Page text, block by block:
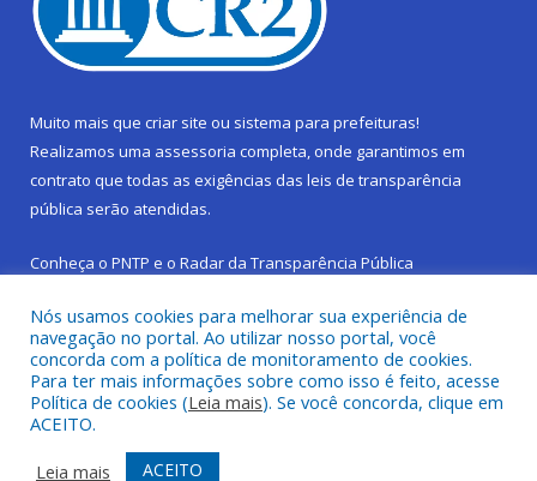
Muito mais que criar site ou sistema para prefeituras!
Realizamos uma assessoria completa, onde garantimos em
contrato que todas as exigências das leis de transparência
pública serão atendidas.
Conheça o PNTP e o Radar da Transparência Pública
Todos os direitos reservados a Prefeitura Municipal de São
Sebastião da Boa Vista.
Frequência Online
Mapa do Site
Nós usamos cookies para melhorar sua experiência de
navegação no portal. Ao utilizar nosso portal, você
concorda com a política de monitoramento de cookies.
Para ter mais informações sobre como isso é feito, acesse
Política de cookies (Leia mais). Se você concorda, clique em
ACEITO.
Leia mais
ACEITO